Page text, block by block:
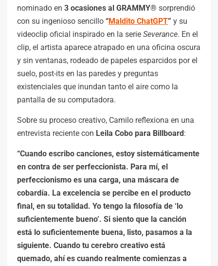
nominado en 3 ocasiones al GRAMMY® sorprendió
con su ingenioso sencillo “Maldito ChatGPT” y su
videoclip oficial inspirado en la serie Severance. En el
clip, el artista aparece atrapado en una oficina oscura
y sin ventanas, rodeado de papeles esparcidos por el
suelo, post-its en las paredes y preguntas
existenciales que inundan tanto el aire como la
pantalla de su computadora.
Sobre su proceso creativo, Camilo reflexiona en una
entrevista reciente con Leila Cobo para Billboard:
“Cuando escribo canciones, estoy sistemáticamente
en contra de ser perfeccionista. Para mí, el
perfeccionismo es una carga, una máscara de
cobardía. La excelencia se percibe en el producto
final, en su totalidad. Yo tengo la filosofía de ‘lo
suficientemente bueno’. Si siento que la canción
está lo suficientemente buena, listo, pasamos a la
siguiente. Cuando tu cerebro creativo está
quemado, ahí es cuando realmente comienzas a